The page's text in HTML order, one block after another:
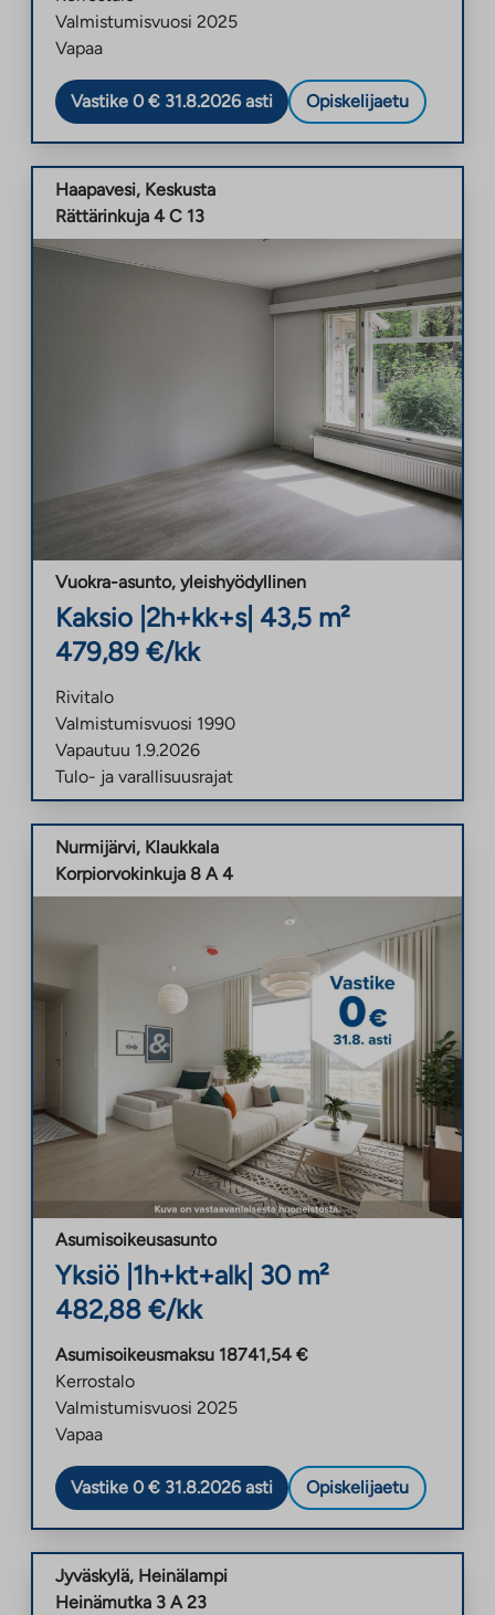
Valmistumisvuosi 2025
Vapaa
Vastike 0 € 31.8.2026 asti Opiskelijaetu
Haapavesi, Keskusta
Rättärinkuja 4 C 13
Vuokra-asunto, yleishyödyllinen
Kaksio 2h+kk+s| 43,5 m²
479,89 €/kk
Rivitalo
Valmistumisvuosi 1990
Vapautuu 1.9.2026
Tulo- ja varallisuusrajat
Nurmijärvi, Klaukkala
Korpiorvokinkuja 8 A 4
Asumisoikeusasunto
Yksiö 1h+kt+alk| 30 m²
482,88 €/kk
Asumisoikeusmaksu 18741,54 €
Kerrostalo
Valmistumisvuosi 2025
Vapaa
Vastike 0 € 31.8.2026 asti Opiskelijaetu
Jyväskylä, Heinälampi
Heinämutka 3 A 23